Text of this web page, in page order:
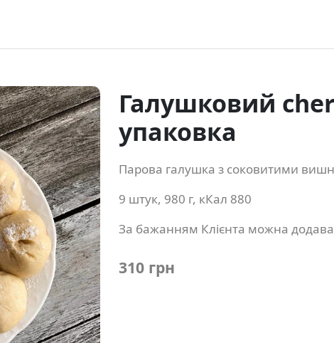
Галушковий
упаковка
Парова галушка з соковитими
9 штук, 980 г, кКал 880
За бажанням Клієнта можна
310 грн